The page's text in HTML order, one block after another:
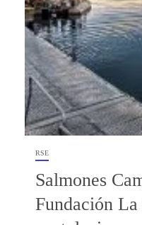
RSE
Salmones
Fundación